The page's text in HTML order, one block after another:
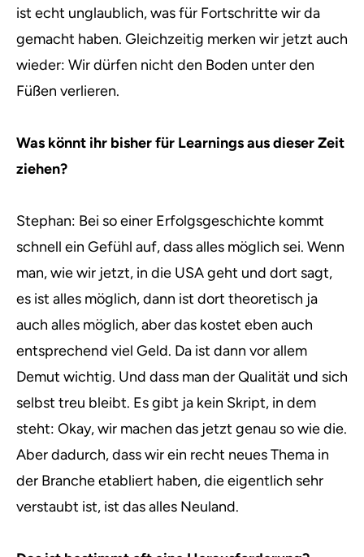
ist echt unglaublich, was für Fortschritte wir da
gemacht haben. Gleichzeitig merken wir jetzt auch
wieder: Wir dürfen nicht den Boden unter den
Füßen verlieren.
Was könnt ihr bisher für Learnings aus dieser Zeit
ziehen?
Stephan: Bei so einer Erfolgsgeschichte kommt
schnell ein Gefühl auf, dass alles möglich sei. Wenn
man, wie wir jetzt, in die USA geht und dort sagt,
es ist alles möglich, dann ist dort theoretisch ja
auch alles möglich, aber das kostet eben auch
entsprechend viel Geld. Da ist dann vor allem
Demut wichtig. Und dass man der Qualität und sich
selbst treu bleibt. Es gibt ja kein Skript, in dem
steht: Okay, wir machen das jetzt genau so wie die.
Aber dadurch, dass wir ein recht neues Thema in
der Branche etabliert haben, die eigentlich sehr
verstaubt ist, ist das alles Neuland.